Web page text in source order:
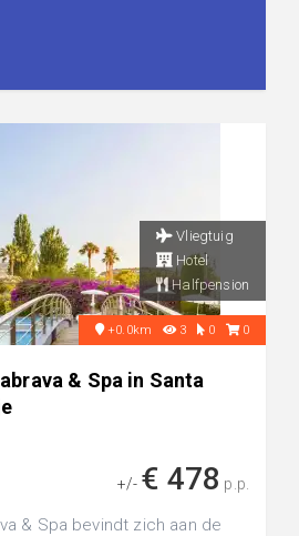
Vliegtuig
Hotel
Halfpension
+0.0km 3 0 0
& Spa in Santa
+/- € 478 p.p.
& Spa bevindt zich aan de